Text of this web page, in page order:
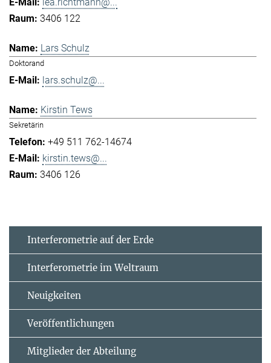
3406 122
Lars Schulz
Doktorand
lars.schulz@...
Kirstin Tews
Sekretärin
+49 511 762-14674
kirstin.tews@...
3406 126
Interferometrie auf der Erde
Interferometrie im Weltraum
Neuigkeiten
Veröffentlichungen
Mitglieder der Abteilung